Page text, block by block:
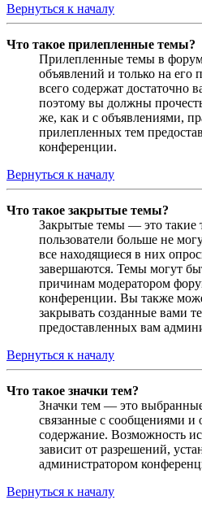
Вернуться к началу
Что такое прилепленные темы?
Прилепленные темы в
объявлений и только на
всего содержат
поэтому вы должны
же, как и с объявлениями,
прилепленных тем
конференции.
Вернуться к началу
Что такое закрытые темы?
Закрытые темы — это такие
пользователи больше не
все находящиеся в них
завершаются. Темы могут
причинам модератором
конференции. Вы также
закрывать созданные вами
предоставленных вам
Вернуться к началу
Что такое значки тем?
Значки тем — это
связанные с сообщениями
содержание. Возможность
зависит от разрешений,
администратором
Вернуться к началу